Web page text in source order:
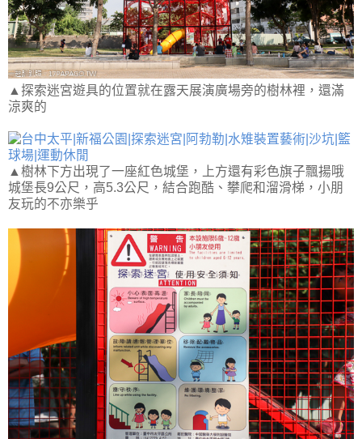
▲探索迷宮遊具的位置就在露天展演廣場旁的樹林裡，還滿
涼爽的
▲樹林下方出現了一座紅色城堡，上方還有彩色旗子飄揚哦
城堡長9公尺，高5.3公尺，結合跑酷、攀爬和溜滑梯，小朋
友玩的不亦樂乎